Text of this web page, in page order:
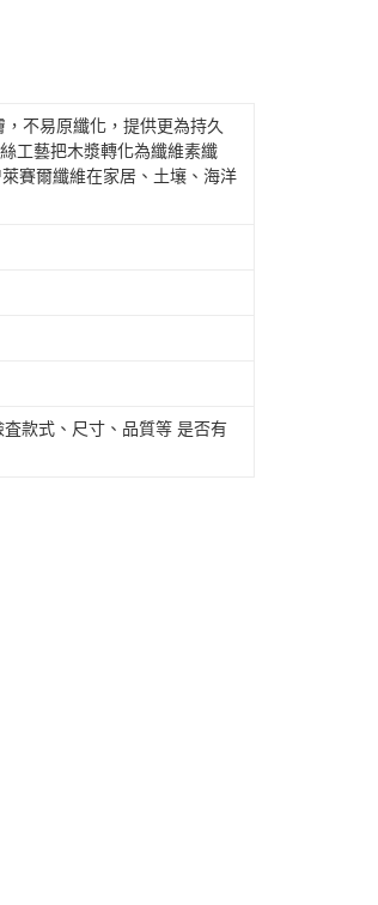
不易原纖化，提供更為持久
工藝把木漿轉化為纖維素纖
賽爾纖維在家居、土壤、海洋
款式、尺寸、品質等 是否有